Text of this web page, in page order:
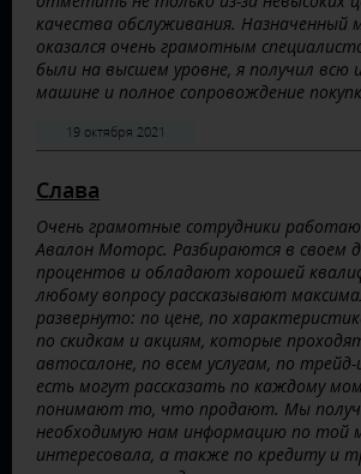
качества обслуживания. Назначенный
оказался очень грамотным
были на высшем уровне, я получил всю
машине и полное сопровождение
19 октября 2021
Слава
Очень грамотные сотрудники
Авалон Моторс. Разбираются в своем
процентов и обладают хорошей
любому вопросу рассказывают
развернуто: по цене, по
по скидкам и акциям, которые
автосалоне, по всем услугам, по
есть могут рассказать по каждому
понимают то, что продают. Мы
необходимую нам информацию по той
интересовала, а также по кредиту и